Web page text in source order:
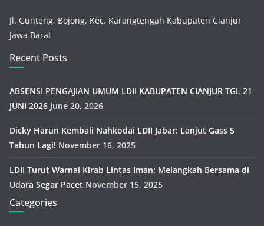
Jl. Gunteng, Bojong, Kec. Karangtengah Kabupaten Cianjur
Jawa Barat
Recent Posts
ABSENSI PENGAJIAN UMUM LDII KABUPATEN CIANJUR TGL 21
JUNI 2026 June 20, 2026
Dicky Harun Kembali Nahkodai LDII Jabar: Lanjut Gass 5
Tahun Lagi! November 16, 2025
LDII Turut Warnai Kirab Lintas Iman: Melangkah Bersama di
Udara Segar Pacet November 15, 2025
Categories